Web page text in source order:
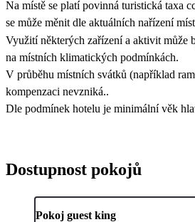
Na místě se platí povinná turistická taxa
se může měnit dle aktuálních nařízení
Využití některých zařízení a aktivit může
na místních klimatických podmínkách.
V průběhu místních svátků (například
kompenzaci nevzniká..
Dle podmínek hotelu je minimální věk
Dostupnost pokojů
Pokoj guest king